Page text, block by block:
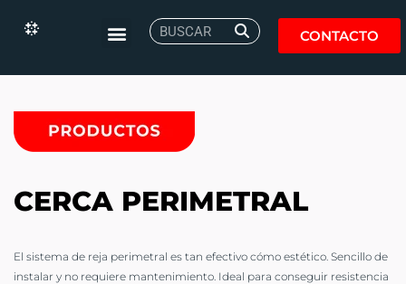
CONTACTO
CERCA PERIMETRAL
El sistema de reja perimetral es tan efectivo cómo estético. Sencillo de
instalar y no requiere mantenimiento. Ideal para conseguir resistencia